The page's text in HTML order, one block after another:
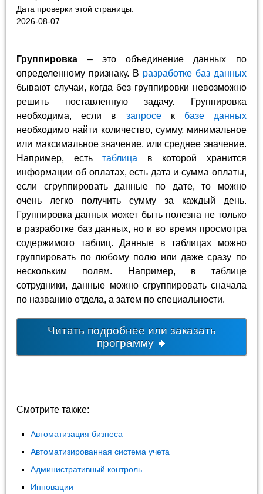
Дата проверки этой страницы:
2026-08-07
Группировка – это объединение данных по
определенному признаку. В разработке баз данных
бывают случаи, когда без группировки невозможно
решить поставленную задачу. Группировка
необходима, если в запросек базе данных
необходимо найти количество, сумму, минимальное
или максимальное значение, или среднее значение.
Например, естьтаблица в которой хранится
информации об оплатах, есть дата и сумма оплаты,
если сгруппировать данные по дате, то можно
очень легко получить сумму за каждый день.
Группировка данных может быть полезна не только
в разработке баз данных, но и во время просмотра
содержимого таблиц. Данные в таблицах можно
группировать по любому полю или даже сразу по
нескольким полям. Например, в таблице
сотрудники, данные можно сгруппировать сначала
по названию отдела, а затем по специальности.
Читать подробнее или заказать
программу
Смотрите также:
Автоматизация бизнеса
Автоматизированная система учета
Административный контроль
Инновации